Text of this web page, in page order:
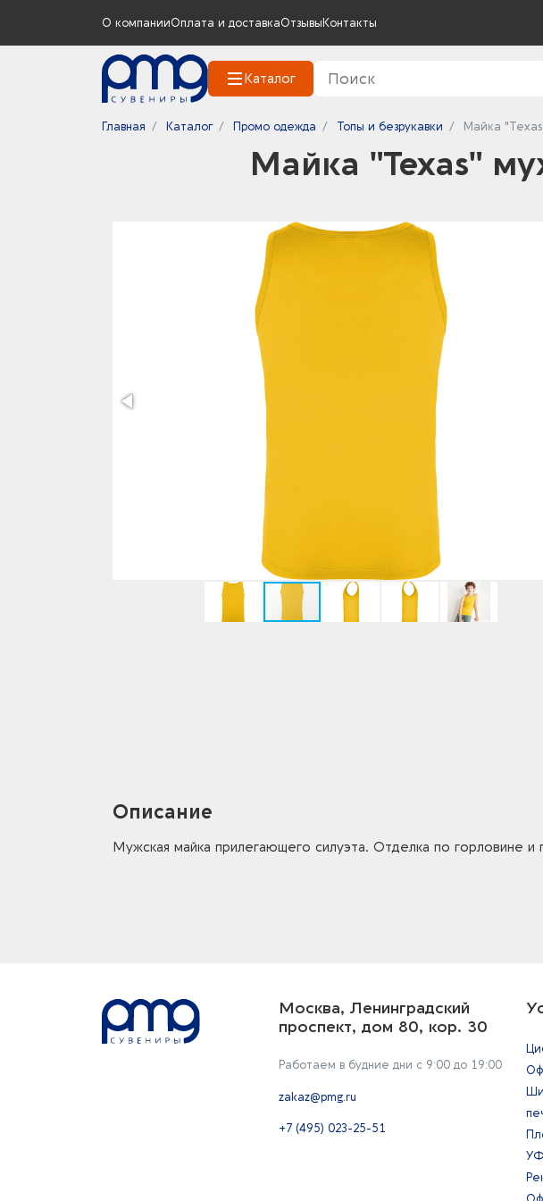
О компанииОплата и доставкаОтзывы Контакты
Каталог
Главная Каталог Промо одежда Топы и безрукавки Майка
Майка "Texas"
Описание
Мужская майка прилегающего силуэта. Отделка по горловине и
Москва, Ленинградский
проспект, дом 80, кор. 30
Работаем в будние дни с 9:00 до 19:00
zakaz@pmg.ru
+7 (495) 023-25-51